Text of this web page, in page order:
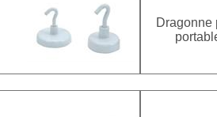
Dragonne